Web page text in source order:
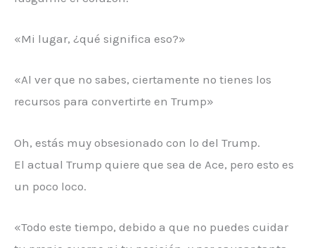
«Mi lugar, ¿qué significa eso?»
«Al ver que no sabes, ciertamente no tienes los
recursos para convertirte en Trump»
Oh, estás muy obsesionado con lo del Trump.
El actual Trump quiere que sea de Ace, pero esto es
un poco loco.
«Todo este tiempo, debido a que no puedes cuidar